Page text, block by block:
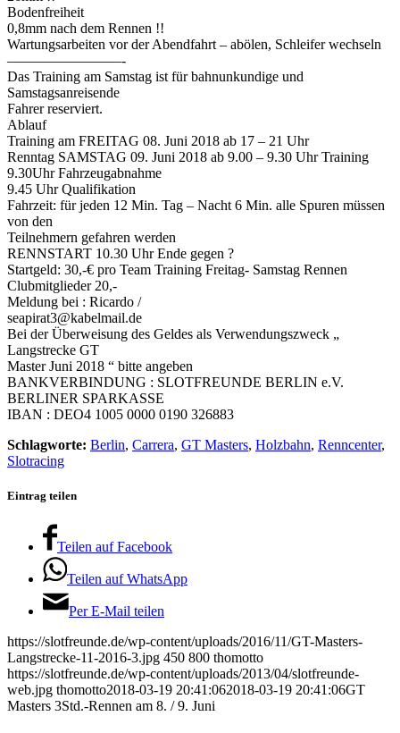
Bodenfreiheit
0,8mm nach dem Rennen !!
Wartungsarbeiten vor der Abendfahrt – abölen, Schleifer wechseln
————————-
Das Training am Samstag ist für bahnunkundige und
Samstagsanreisende
Fahrer reserviert.
Ablauf
Training am FREITAG 08. Juni 2018 ab 17 – 21 Uhr
Renntag SAMSTAG 09. Juni 2018 ab 9.00 – 9.30 Uhr Training
9.30Uhr Fahrzeugabnahme
9.45 Uhr Qualifikation
Fahrzeit: für jeden 12 Min. Tag – Nacht 6 Min. alle Spuren müssen
von den
Teilnehmern gefahren werden
RENNSTART 10.30 Uhr Ende gegen ?
Startgeld: 30,-€ pro Team Training Freitag- Samstag Rennen
Clubmitglieder 20,-
Meldung bei : Ricardo /
seapirat3@kabelmail.de
Bei der Überweisung des Geldes als Verwendungszweck „
Langstrecke GT
Master Juni 2018 “ bitte angeben
BANKVERBINDUNG : SLOTFREUNDE BERLIN e.V.
BERLINER SPARKASSE
IBAN : DEO4 1005 0000 0190 326883
Schlagworte: Berlin, Carrera, GT Masters, Holzbahn, Renncenter,
Slotracing
Eintrag teilen
Teilen auf Facebook
Teilen auf WhatsApp
Per E-Mail teilen
https://slotfreunde.de/wp-content/uploads/2016/11/GT-Masters-
Langstrecke-11-2016-3.jpg 450 800 thomotto
https://slotfreunde.de/wp-content/uploads/2013/04/slotfreunde-
web.jpg thomotto2018-03-19 20:41:062018-03-19 20:41:06GT
Masters 3Std.-Rennen am 8. / 9. Juni